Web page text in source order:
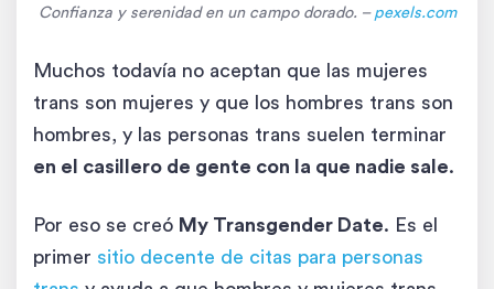
Confianza y serenidad en un campo dorado. – pexels.com
Muchos todavía no aceptan que las mujeres
trans son mujeres y que los hombres trans son
hombres, y las personas trans suelen terminar
en el casillero de gente con la que nadie sale.
Por eso se creó My Transgender Date. Es el
primer sitio decente de citas para personas